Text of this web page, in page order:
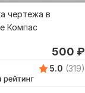
чертежа в
Компас
500 ₽
5.0 (319)